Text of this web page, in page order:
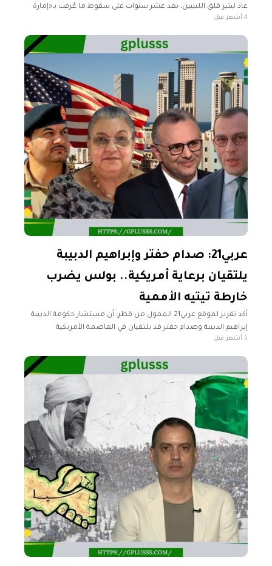
عاد ليثير قلق الليبيين، بعد عشر سنوات على سقوط ما عُرفت بـ«إمارة
التنظيم» في سرت، مدفوعًا بتحذيرات أميركية من
4 أشهر قبل
عربي21: صدام حفتر وإبراهيم الدبيبة
يلتقيان برعاية أمريكية.. بولس يضرب
خارطة تيتيه الأممية
أكد تقرير لموقع عربي21 الممول من قطر، أن مستشار حكومة الدبيبة
إبراهيم الدبيبة وصدام حفتر قد يلتقيان في العاصمة الأمريكية
واشنطن، لبحث نتائج لقاءين سابقين عقدا في روما وباريس وترتيب5 أشهر قبل